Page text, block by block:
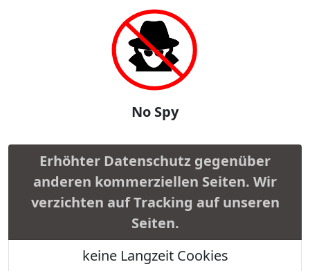
No Spy
Erhöhter Datenschutz gegenüber
anderen kommerziellen Seiten. Wir
verzichten auf Tracking auf unseren
Seiten.
keine Langzeit Cookies